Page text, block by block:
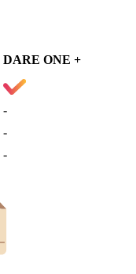
DARE ONE +
-
-
-